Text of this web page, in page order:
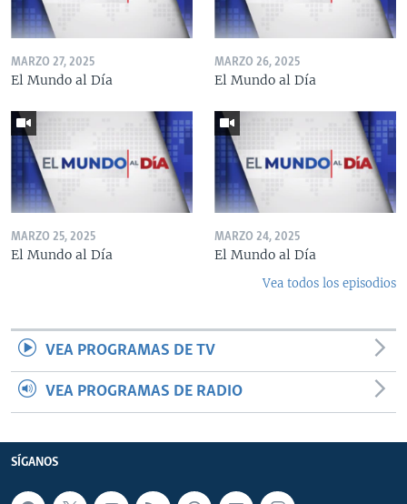
MARZO 27, 2025
El Mundo al Día
MARZO 26, 2025
El Mundo al Día
MARZO 25, 2025
El Mundo al Día
MARZO 24, 2025
El Mundo al Día
Vea todos los episodios
VEA PROGRAMAS DE TV
VEA PROGRAMAS DE RADIO
SÍGANOS